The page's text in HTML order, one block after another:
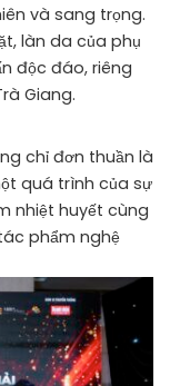
và sang trọng.
làn da của phụ
độc đáo, riêng
Giang.
chỉ đơn thuần là
quá trình của sự
nhiệt huyết cùng
phẩm nghệ